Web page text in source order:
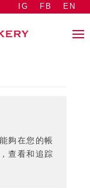
IG FB EN
夠在您的帳
查看和追踪